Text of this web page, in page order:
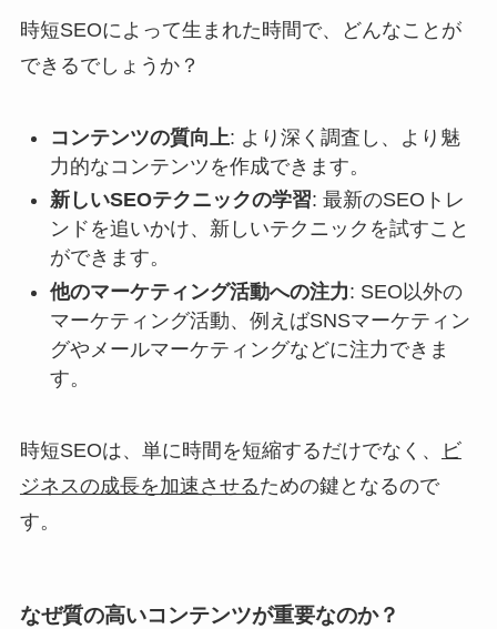
時短SEOによって生まれた時間で、どんなことが
できるでしょうか？
コンテンツの質向上: より深く調査し、より魅
力的なコンテンツを作成できます。
新しいSEOテクニックの学習: 最新のSEOトレ
ンドを追いかけ、新しいテクニックを試すこと
ができます。
他のマーケティング活動への注力: SEO以外の
マーケティング活動、例えばSNSマーケティン
グやメールマーケティングなどに注力できま
す。
時短SEOは、単に時間を短縮するだけでなく、
ビ
ジネスの成長を加速させるための鍵となるので
す。
なぜ質の高いコンテンツが重要なのか？